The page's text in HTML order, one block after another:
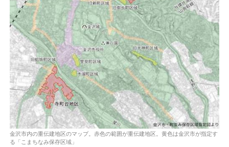
金沢市内の重伝建地区のマップ。赤色の範囲が重伝建地区。黄色は金沢市が指定す
る「こまちなみ保存区域」